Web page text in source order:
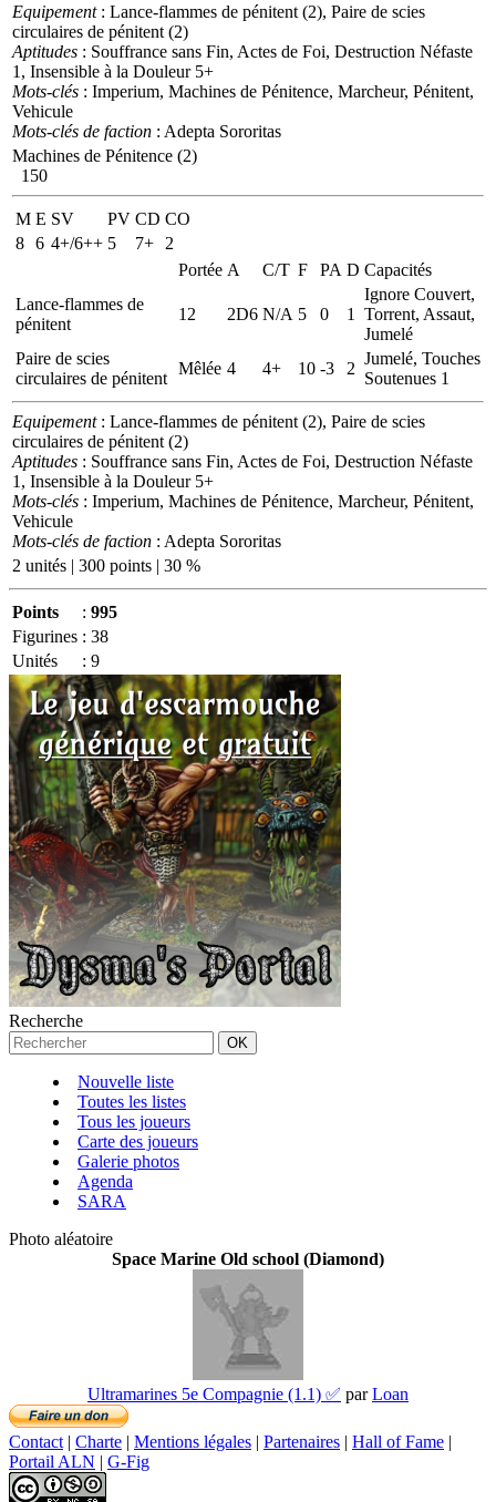
Equipement: Lance-flammes de pénitent (2), Paire de scies
circulaires de pénitent (2)
Aptitudes : Souffrance sans Fin, Actes de Foi, Destruction Néfaste
1, Insensible à la Douleur 5+
Mots-clés : Imperium, Machines de Pénitence, Marcheur, Pénitent,
Vehicule
Mots-clés de faction : Adepta Sororitas
Machines de Pénitence (2)
150
M E SV PV CD CO
8 6 4+/6++ 5 7+
2
Portée A C/T F PA D Capacités
Lance-flammes de
pénitent
12 2D6 N/A 5 0 1
Ignore Couvert,
Torrent, Assaut,
Jumelé
Paire de scies
circulaires de pénitent
Mêlée 4 4+ 10 -3 2
Jumelé, Touches
Soutenues 1
Equipement: Lance-flammes de pénitent (2), Paire de scies
circulaires de pénitent (2)
Aptitudes : Souffrance sans Fin, Actes de Foi, Destruction Néfaste
1, Insensible à la Douleur 5+
Mots-clés : Imperium, Machines de Pénitence, Marcheur, Pénitent,
Vehicule
Mots-clés de faction : Adepta Sororitas
2 unités | 300 points | 30 %
Points : 995
Figurines : 38
Unités
: 9
Recherche
Nouvelle liste
Toutes les listes
Tous les joueurs
Carte des joueurs
Galerie photos
Agenda
SARA
Photo aléatoire
Space Marine Old school (Diamond)
Ultramarines 5e Compagnie (1.1) ✅ parLoan
Contact | Charte | Mentions légales | Partenaires | Hall of Fame |
Portail ALN | G-Fig